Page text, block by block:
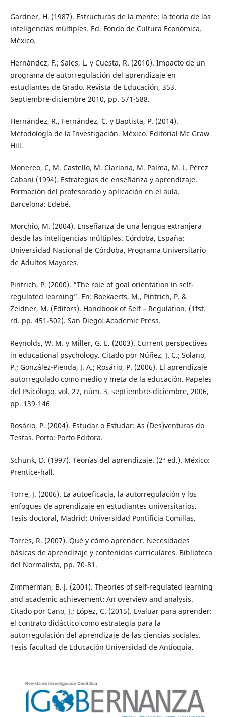
Gardner, H. (1987). Estructuras de la mente: la teoría de las
inteligencias múltiples. Ed. Fondo de Cultura Económica.
México.
Hernández, F.; Sales, L. y Cuesta, R. (2010). Impacto de un
programa de autorregulación del aprendizaje en
estudiantes de Grado. Revista de Educación, 353.
Septiembre-diciembre 2010, pp. 571-588.
Hernández, R., Fernández, C. y Baptista, P. (2014).
Metodología de la Investigación. México. Editorial Mc Graw
Hill.
Monereo, C, M. Castello, M. Clariana, M. Palma, M. L. Pérez
Cabani (1994). Estrategias de enseñanza y aprendizaje.
Formación del profesorado y aplicación en el aula.
Barcelona: Edebé.
Morchio, M. (2004). Enseñanza de una lengua extranjera
desde las inteligencias múltiples. Córdoba, España:
Universidad Nacional de Córdoba, Programa Universitario
de Adultos Mayores.
Pintrich, P. (2000). “The role of goal orientation in self-
regulated learning”. En: Boekaerts, M., Pintrich, P. &
Zeidner, M. (Editors). Handbook of Self – Regulation. (1fst.
rd. pp. 451-502). San Diego: Academic Press.
Reynolds, W. M. y Miller, G. E. (2003). Current perspectives
in educational psychology. Citado por Núñez, J. C.; Solano,
P.; González-Pienda, J. A.; Rosário, P. (2006). El aprendizaje
autorregulado como medio y meta de la educación. Papeles
del Psicólogo, vol. 27, núm. 3, septiembre-diciembre, 2006,
pp. 139-146
Rosário, P. (2004). Estudar o Estudar: As (Des)venturas do
Testas. Porto: Porto Editora.
Schunk, D. (1997). Teorías del aprendizaje. (2ª ed.). México:
Prentice-hall.
Torre, J. (2006). La autoeficacia, la autorregulación y los
enfoques de aprendizaje en estudiantes universitarios.
Tesis doctoral, Madrid: Universidad Pontificia Comillas.
Torres, R. (2007). Qué y cómo aprender. Necesidades
básicas de aprendizaje y contenidos curriculares. Biblioteca
del Normalista, pp. 70-81.
Zimmerman, B. J. (2001). Theories of self-regulated learning
and academic achievement: An overview and analysis.
Citado por Cano, J.; López, C. (2015). Evaluar para aprender:
el contrato didáctico como estrategia para la
autorregulación del aprendizaje de las ciencias sociales.
Tesis facultad de Educación Universidad de Antioquia.